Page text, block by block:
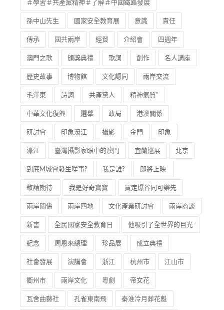
＃學習＃共產黨精神＃了解＃中國鐵路發展
孫中山先生 國家安全教育展 意識 責任
傳承 國共兩岸 經貿 介紹會 四週年
澳門之歌 頒獎典禮 歌詞 創作 名人講座
歷史故事 博物館 文化認同 兩岸交流
毛澤東 詩詞 共產黨人 精神氣質”
中華文化復興 選舉 政局 港澳關係
研討會 印象濠江 攝影 金門 印象
濠江 臺灣攝影家眼中的澳門 宜蘭巡展 北京
到底M城會發生咩事? 我是誰? 即將上映
敬請期待 我是好奇寶寶 買定爆谷同可樂先
兩岸關係 兩岸四地 文化產業研討會 兩岸商談
新書 全民國家安全教育日 他吸引了全世界的目光
紀念 周恩來總理 珍品展 成立典禮
社會發展 演講會 浙江 杭州市 江山市
衢州市 兩岸文化 粵劇 帝女花
瓦舍曲藝社 孔雀東南飛 秦淮冷月葬花魁